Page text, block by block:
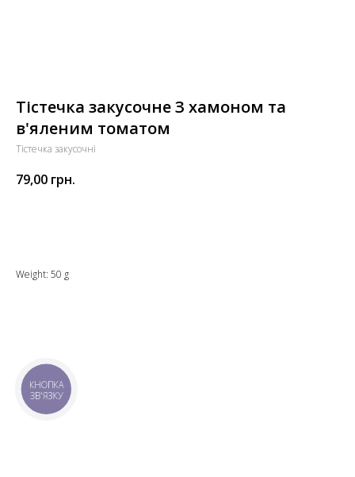
Тістечка закусочнe З хамоном та
в'яленим томатом
Тістечка закусочні
79,00 грн.
Weight: 50 g
КНОПКА
ЗВ'ЯЗКУ